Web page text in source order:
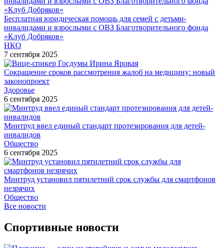
Бесплатная юридическая помощь для семей с детьми-
инвалидами и взрослыми с ОВЗ Благотворительного фонда
«Клуб Добряков»
НКО
7 сентября 2025
Сокращение сроков рассмотрения жалоб на медицину: новый
законопроект
Здоровье
6 сентября 2025
Минтруд ввел единый стандарт протезирования для детей-
инвалидов
Общество
6 сентября 2025
Минтруд установил пятилетний срок службы для смартфонов
незрячих
Общество
Все новости
Спортивные новости